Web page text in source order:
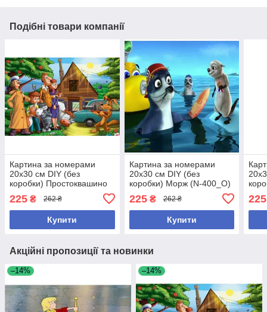
Подібні товари компанії
Картина за номерами
20х30 см DIY (без
коробки) Простоквашино
225 ₴ 262 ₴
Купити
Картина за номерами
20х30 см DIY (без
коробки) Морж (N-400_O)
225₴ 262 ₴
Купити
225
Акційні пропозиції та новинки
–14% –14%